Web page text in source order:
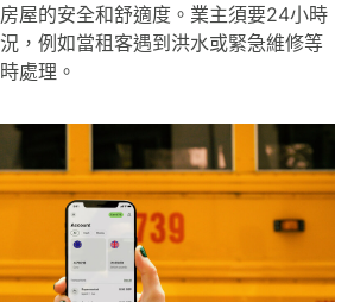
屋的安全和舒適度。業主須要24小時
，例如當租客遇到洪水或緊急維修等
處理。